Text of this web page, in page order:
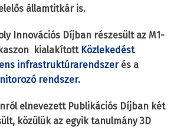
államtitkár is.
Innovációs Díjban részesült az M1-
kialakított Közlekedést
infrastruktúrarendszerés a
rendszer.
elnevezett Publikációs Díjban két
közülük az egyik tanulmány 3D